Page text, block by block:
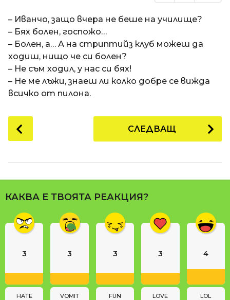
е
д
и
1
3
г
о
и
и
е
д
t
– Иванчо, защо вчера не беше на училище?
– Бях болен, госпожо…
– Болен, а… А на стриптийз клуб можеш да
ходиш, нищо че си болен?
– Не съм ходил, у нас си бях!
– Не ме лъжи, знаеш ли колко добре се вижда
всичко от пилона.
o
P
a
g
n
i
o
СЛЕДВАЩ
КАКВА Е ТВОЯТА РЕАКЦИЯ?
3
HATE
3
VOMIT
3
FUN
3
LOVE
4
LOL